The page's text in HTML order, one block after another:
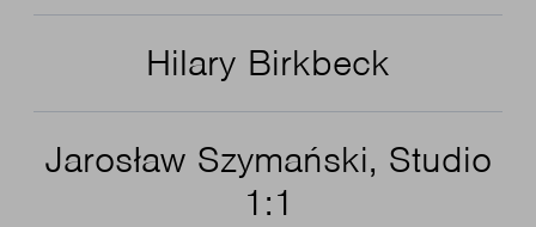
Hilary Birkbeck
Jarosław Szymański, Studio
1:1